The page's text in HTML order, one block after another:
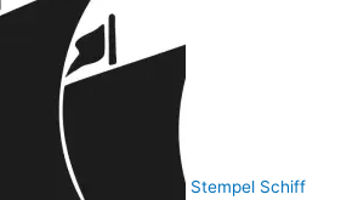
Stempel Schiff